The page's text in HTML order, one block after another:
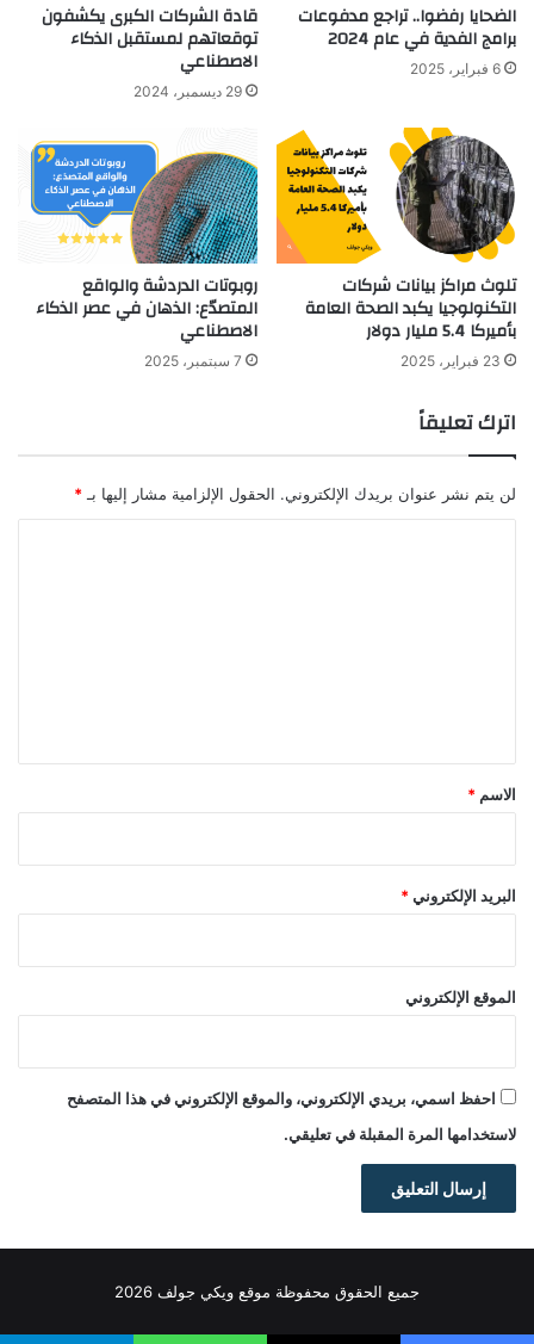
الضحايا رفضوا.. تراجع مدفوعات
برامج الفدية في عام 2024
6 فبراير، 2025
قادة الشركات الكبرى يكشفون
توقعاتهم لمستقبل الذكاء
الاصطناعي
29 ديسمبر، 2024
تلوث مراكز بيانات شركات
التكنولوجيا يكبد الصحة العامة
بأميركا 5.4 مليار دولار
23 فبراير، 2025
روبوتات الدردشة والواقع
المتصدّع: الذهان في عصر الذكاء
الاصطناعي
7 سبتمبر، 2025
اترك تعليقاً
لن يتم نشر عنوان بريدك الإلكتروني. الحقول الإلزامية مشار إليها بـ *
*
الاسم *
البريد الإلكتروني *
الموقع الإلكتروني
احفظ اسمي، بريدي الإلكتروني، والموقع الإلكتروني في هذا المتصفح
لاستخدامها المرة المقبلة في تعليقي.
جميع الحقوق محفوظة موقع ويكي جولف 2026